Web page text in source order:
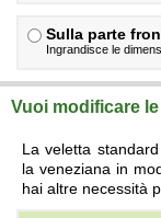
Sulla parte
Ingrandisce le
Vuoi modificare
La veletta
la veneziana in
hai altre necessità